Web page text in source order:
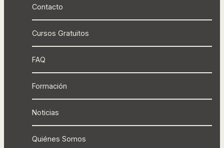
Contacto
Cursos Gratuitos
FAQ
Formación
Noticias
Quiénes Somos